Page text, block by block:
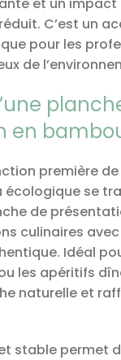
C’est un
pour les
de
en
première
se
de
culinaires
Idéal
les apéritifs
naturelle et
stable permet